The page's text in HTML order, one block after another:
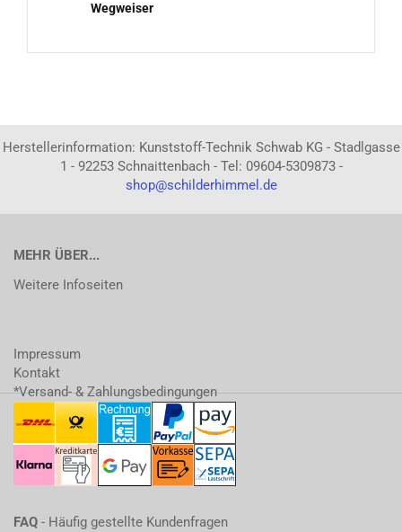
Wegweiser
Herstellerinformation: Kunststoff-Technik Schwab KG - Stadlgasse
1 - 92253 Schnaittenbach - Tel: 09604-5309873 -
shop@schilderhimmel.de
MEHR ÜBER...
Weitere Infoseiten
Impressum
Kontakt
*Versand- & Zahlungsbedingungen
FAQ - Häufig gestellte Kundenfragen